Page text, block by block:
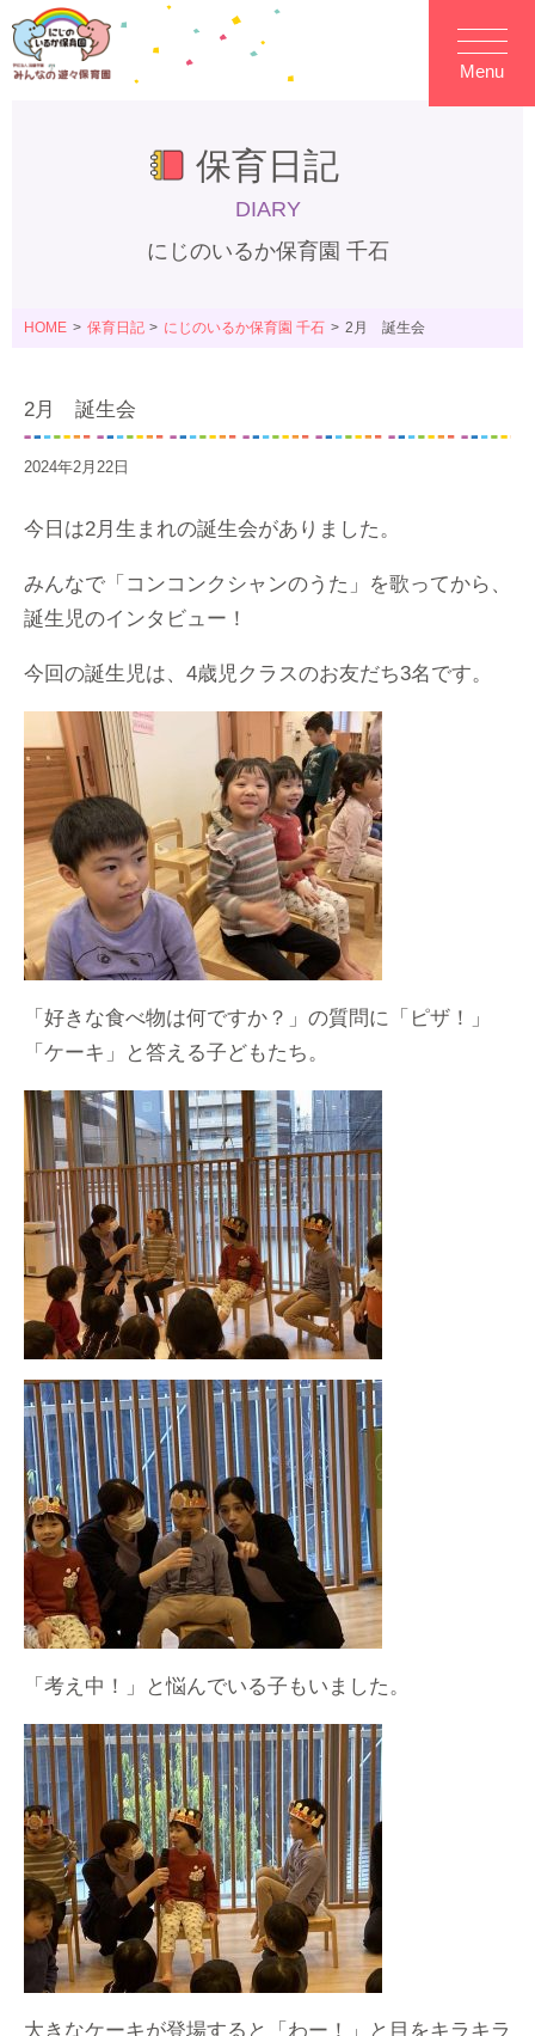
Menu
保育日記
DIARY
にじのいるか保育園 千石
HOME 保育日記 にじのいるか保育園 千石 2月 誕生会
2月 誕生会
2024年2月22日
今日は2月生まれの誕生会がありました。
みんなで「コンコンクシャンのうた」を歌ってから、
誕生児のインタビュー！
今回の誕生児は、4歳児クラスのお友だち3名です。
「好きな食べ物は何ですか？」の質問に「ピザ！」
「ケーキ」と答える子どもたち。
「考え中！」と悩んでいる子もいました。
大きなケーキが登場すると「わー！」と目をキラキラ